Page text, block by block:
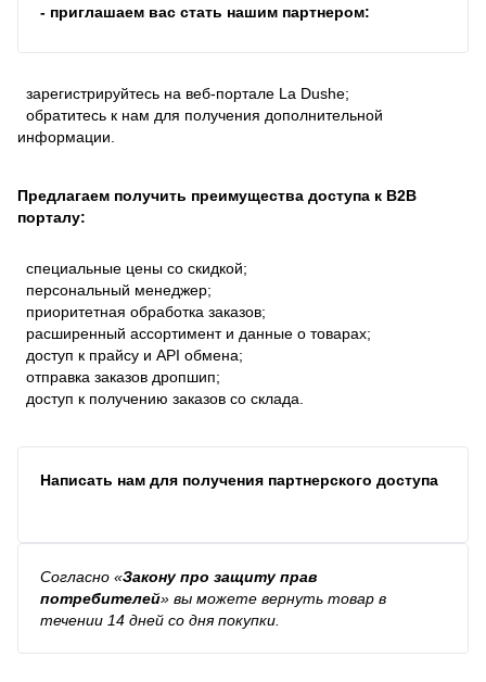
- приглашаем вас стать нашим партнером:
зарегистрируйтесь на веб-портале La Dushe;
обратитесь к нам для получения дополнительной
информации.
Предлагаем получить преимущества доступа к В2В
порталу:
специальные цены со скидкой;
персональный менеджер;
приоритетная обработка заказов;
расширенный ассортимент и данные о товарах;
доступ к прайсу и API обмена;
отправка заказов дропшип;
доступ к получению заказов со склада.
Написать нам для получения партнерского доступа
Согласно «Закону про защиту прав
потребителей» вы можете вернуть товар в
течении 14 дней со дня покупки.